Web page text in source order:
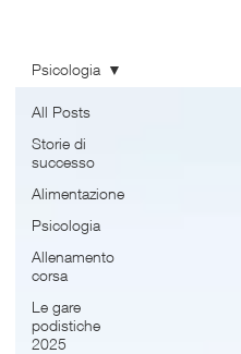
All Posts
Storie di
successo
Alimentazione
Psicologia
Allenamento
corsa
Le gare
podistiche
2025
Psicologia